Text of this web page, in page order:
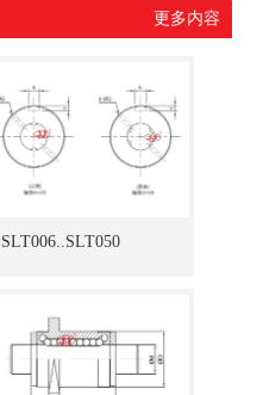
更多内容
SLT006..SLT050